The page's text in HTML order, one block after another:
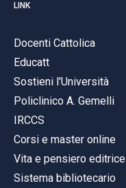
LINK
Docenti Cattolica
Educatt
Sostieni l'Università
Policlinico A. Gemelli
IRCCS
Corsi e master online
Vita e pensiero editrice
Sistema bibliotecario